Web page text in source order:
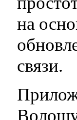
на
связи.